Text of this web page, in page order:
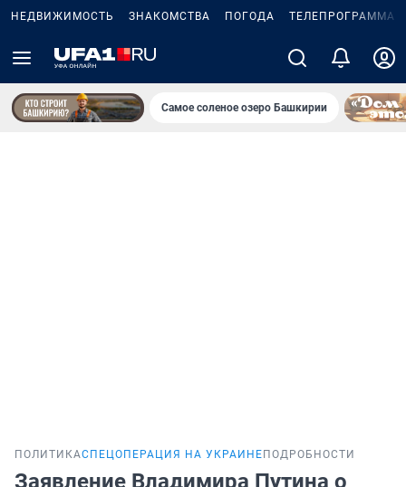
НЕДВИЖИМОСТЬ ЗНАКОМСТВА ПОГОДА ТЕЛЕПРОГРАММА
Самое соленое озеро Башкирии
ПОЛИТИКАСПЕЦОПЕРАЦИЯ НА УКРАИНЕ ПОДРОБНОСТИ
Заявление Владимира Путина о